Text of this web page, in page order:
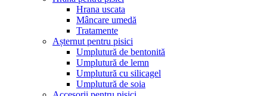
Hrana uscata
Mâncare umedă
Tratamente
Așternut pentru pisici
Umplutură de bentonită
Umplutură de lemn
Umplutură cu silicagel
Umplutură de soia